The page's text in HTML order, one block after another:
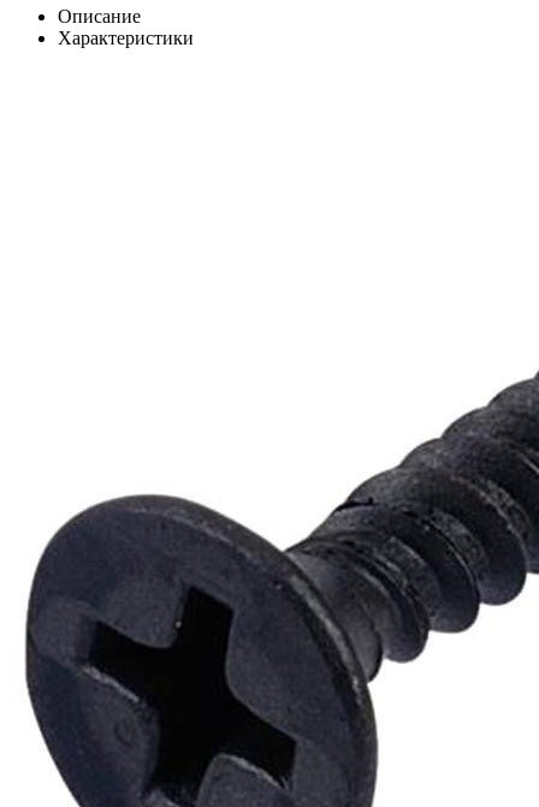
Описание
Характеристики